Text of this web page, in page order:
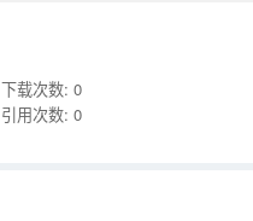
下载次数: 0
引用次数: 0